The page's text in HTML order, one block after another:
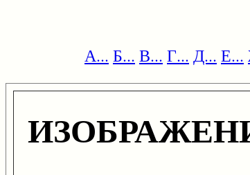
А... Б... В... Г... Д... Е...